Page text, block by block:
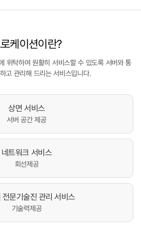
케이션이란?
위탁하여 원활히 서비스할 수 있도록 서버와 통
고 관리해 드리는 서비스입니다.
상면 서비스
서버 공간 제공
네트워크 서비스
회선제공
전문기술진 관리 서비스
기술력제공